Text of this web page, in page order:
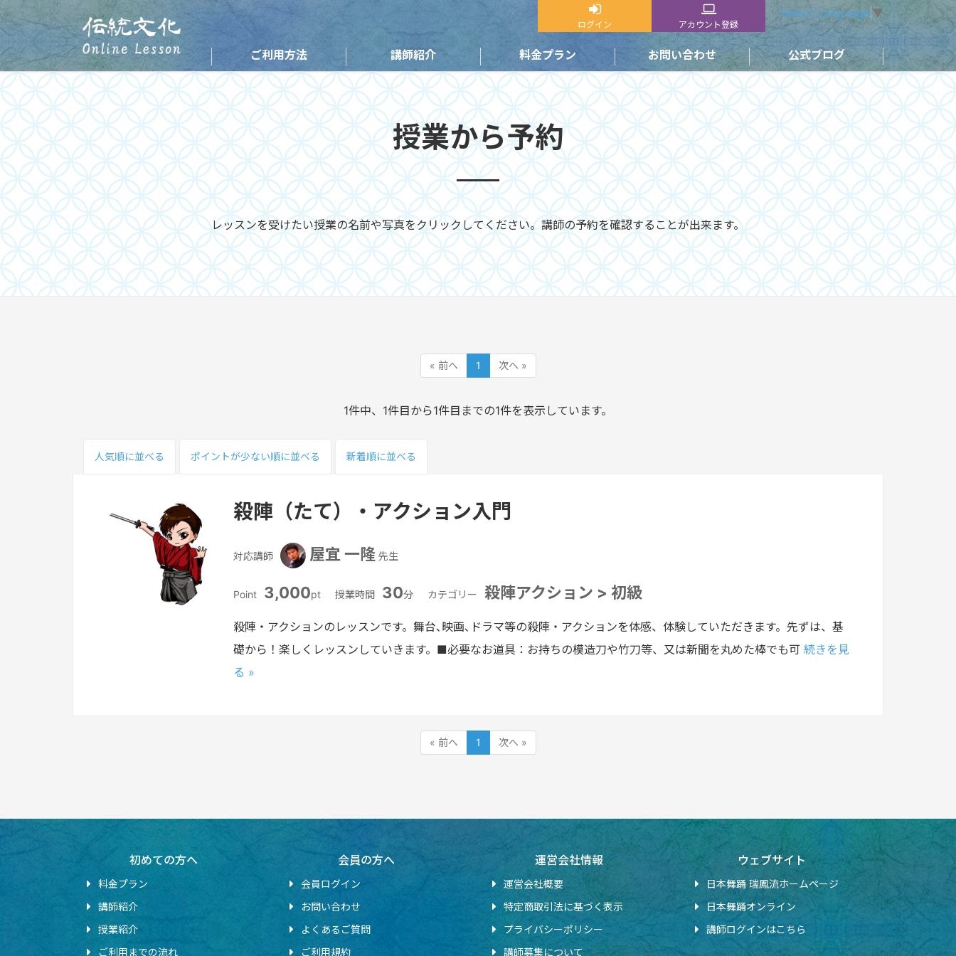
Select Language▼
ログイン アカウント登録
ご利用方法 講師紹介 料金プラン お問い合わせ 公式ブログ
授業から予約
レッスンを受けたい授業の名前や写真をクリックしてください。講師の予約を確認することが出来ます。
« 前へ 1 次へ »
1件中、1件目から1件目までの1件を表示しています。
人気順に並べる ポイントが少ない順に並べる 新着順に並べる
殺陣（たて）・アクション入門
対応講師 屋宜 一隆先生
Point 3,000pt 授業時間 30分 カテゴリー 殺陣アクション > 初級
殺陣・アクションのレッスンです。舞台､映画､ドラマ等の殺陣・アクションを体感、体験していただきます。先ずは、基
礎から！楽しくレッスンしていきます。■必要なお道具：お持ちの模造刀や竹刀等、又は新聞を丸めた棒でも可 続きを見
る »
« 前へ 1 次へ »
初めての方へ
料金プラン
講師紹介
授業紹介
ご利用までの流れ
会員の方へ
会員ログイン
お問い合わせ
よくあるご質問
ご利用規約
運営会社情報
運営会社概要
特定商取引法に基づく表示
プライバシーポリシー
講師募集について
ウェブサイト
日本舞踊 瑞鳳流ホームページ
日本舞踊オンライン
講師ログインはこちら